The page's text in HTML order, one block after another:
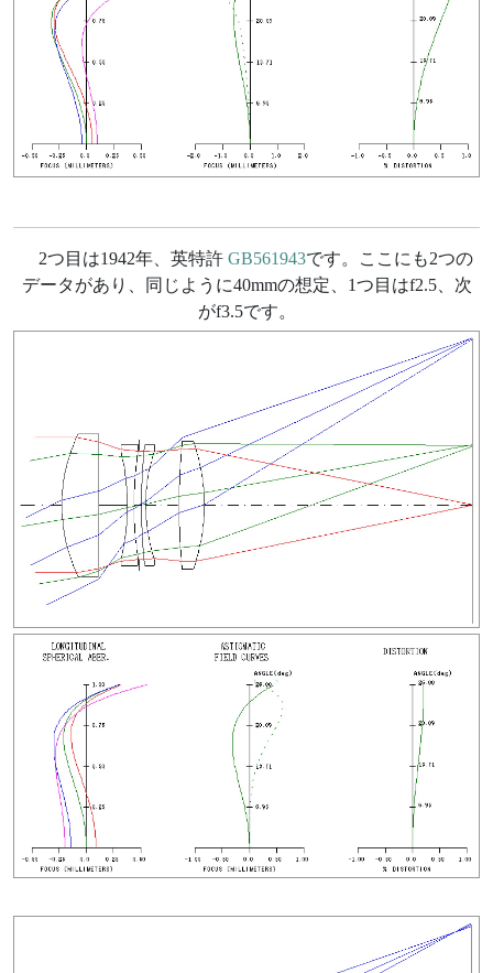
2つ目は1942年、英特許 GB561943です。ここにも2つの
データがあり、同じように40mmの想定、1つ目はf2.5、次
がf3.5です。